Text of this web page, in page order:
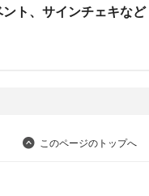
ト、サインチェキなど
このページのトップへ